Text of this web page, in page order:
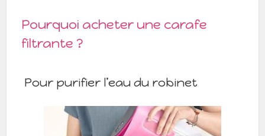
Pourquoi acheter une carafe
filtrante ?
Pour purifier l’eau du robinet